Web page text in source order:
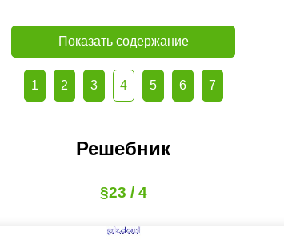
Показать содержание
1 2 3 4 5 6 7
Решебник
§23 / 4